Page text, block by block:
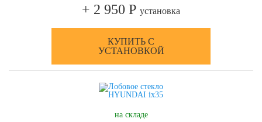
+ 2 950 Р установка
КУПИТЬ С
УСТАНОВКОЙ
на складе